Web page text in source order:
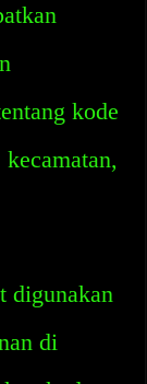
kode
digunakan
di